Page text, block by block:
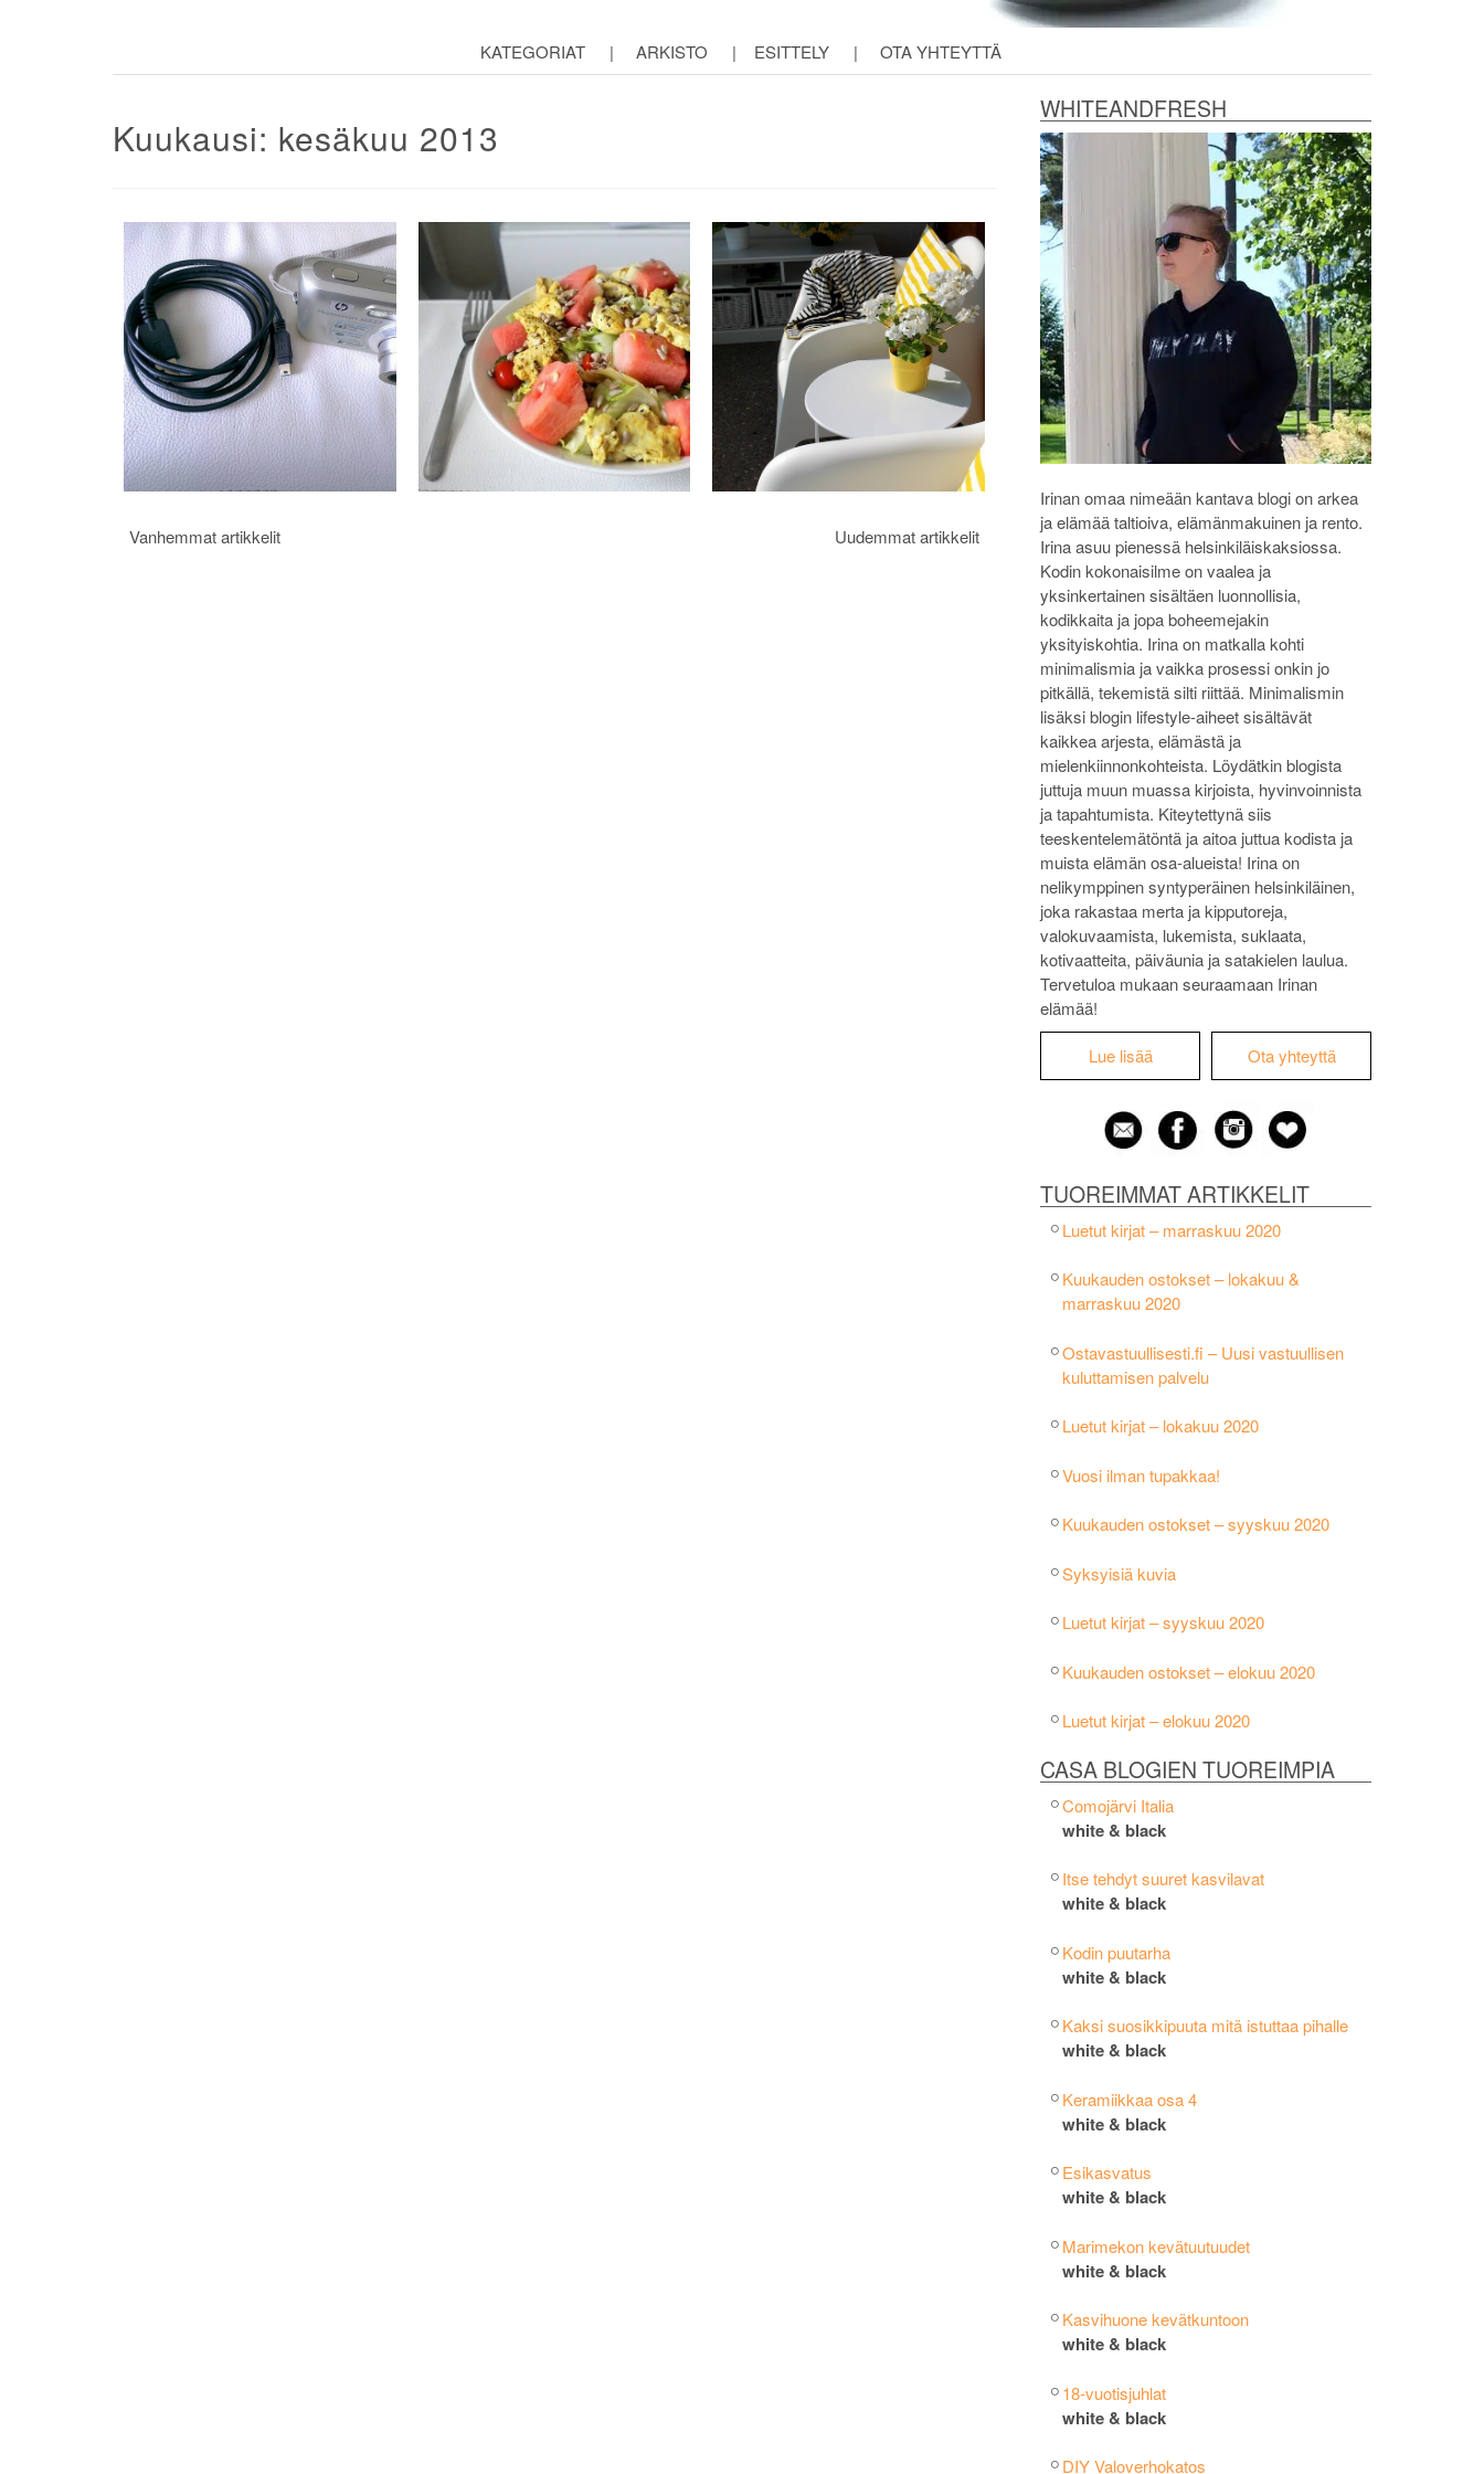
KATEGORIAT | ARKISTO | ESITTELY | OTA YHTEYTTÄ
WHITEANDFRESH
Irinan omaa nimeään kantava blogi on arkea
ja elämää taltioiva, elämänmakuinen ja rento.
Irina asuu pienessä helsinkiläiskaksiossa.
Kodin kokonaisilme on vaalea ja
yksinkertainen sisältäen luonnollisia,
kodikkaita ja jopa boheemejakin
yksityiskohtia. Irina on matkalla kohti
minimalismia ja vaikka prosessi onkin jo
pitkällä, tekemistä silti riittää. Minimalismin
lisäksi blogin lifestyle-aiheet sisältävät
kaikkea arjesta, elämästä ja
mielenkiinnonkohteista. Löydätkin blogista
juttuja muun muassa kirjoista, hyvinvoinnista
ja tapahtumista. Kiteytettynä siis
teeskentelemätöntä ja aitoa juttua kodista ja
muista elämän osa-alueista! Irina on
nelikymppinen syntyperäinen helsinkiläinen,
joka rakastaa merta ja kipputoreja,
valokuvaamista, lukemista, suklaata,
kotivaatteita, päiväunia ja satakielen laulua.
Tervetuloa mukaan seuraamaan Irinan
elämää!
Lue lisää Ota yhteyttä
TUOREIMMAT ARTIKKELIT
Luetut kirjat – marraskuu 2020
Kuukauden ostokset – lokakuu &
marraskuu 2020
Ostavastuullisesti.fi – Uusi vastuullisen
kuluttamisen palvelu
Luetut kirjat – lokakuu 2020
Vuosi ilman tupakkaa!
Kuukauden ostokset – syyskuu 2020
Syksyisiä kuvia
Luetut kirjat – syyskuu 2020
Kuukauden ostokset – elokuu 2020
Luetut kirjat – elokuu 2020
CASA BLOGIEN TUOREIMPIA
Comojärvi Italia
white & black
Itse tehdyt suuret kasvilavat
white & black
Kodin puutarha
white & black
Kaksi suosikkipuuta mitä istuttaa pihalle
white & black
Keramiikkaa osa 4
white & black
Esikasvatus
white & black
Marimekon kevätuutuudet
white & black
Kasvihuone kevätkuntoon
white & black
18-vuotisjuhlat
white & black
DIY Valoverhokatos
Kuukausi: kesäkuu 2013
Artikkelien
Vanhemmat artikkelit Uudemmat artikkelit